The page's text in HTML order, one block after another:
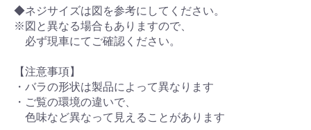
◆ネジサイズは図を参考にしてください。
※図と異なる場合もありますので、
必ず現車にてご確認ください。
【注意事項】
・バラの形状は製品によって異なります
・ご覧の環境の違いで、
色味など異なって見えることがあります